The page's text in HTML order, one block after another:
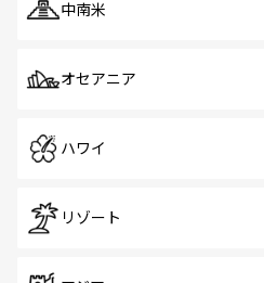
中南米
オセアニア
ハワイ
リゾート